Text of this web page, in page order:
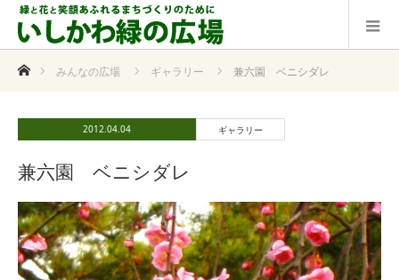
ホームみんなの広場 ギャラリー 兼六園 ベニシダレ
2012.04.04 ギャラリー
兼六園 ベニシダレ